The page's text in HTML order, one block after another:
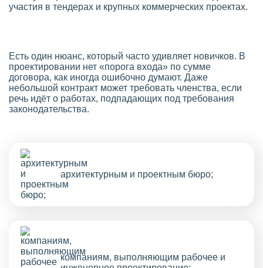
участия в тендерах и крупных коммерческих проектах.
Есть один нюанс, который часто удивляет новичков. В
проектировании нет «порога входа» по сумме
договора, как иногда ошибочно думают. Даже
небольшой контракт может требовать членства, если
речь идёт о работах, подпадающих под требования
законодательства.
архитектурным и проектным бюро;
компаниям, выполняющим рабочее и